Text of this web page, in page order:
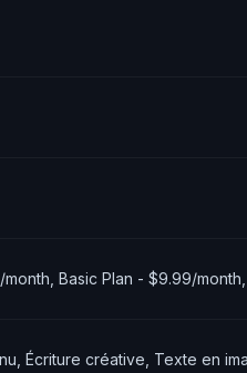
Basic Plan - $9.99/
Écriture créative, Texte en